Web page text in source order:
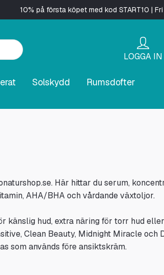
10% på första köpet med kod START10 |
LOGGA IN
Solskydd
Rumsdofter
Här hittar du serum,
AHA/BHA och vårdande växtoljor.
känslig hud, extra näring för torr hud
Clean Beauty, Midnight Miracle och
som används före ansiktskräm.